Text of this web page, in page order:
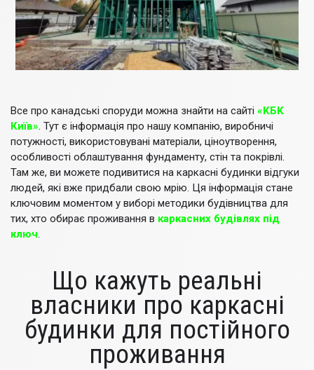
Все про канадські споруди можна знайти на сайті «КБК
Київ». Тут є інформація про нашу компанію, виробничі
потужності, використовувані матеріали, ціноутворення,
особливості облаштування фундаменту, стін та покрівлі.
Там же, ви можете подивитися на каркасні будинки відгуки
людей, які вже придбали свою мрію. Ця інформація стане
ключовим моментом у виборі методики будівництва для
тих, хто обирає проживання в каркасних будівлях під
ключ.
Що кажуть реальні
власники про каркасні
будинки для постійного
проживання